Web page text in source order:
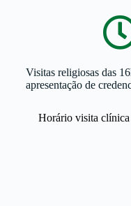
Visitas religiosas das
apresentação de
Horário visita